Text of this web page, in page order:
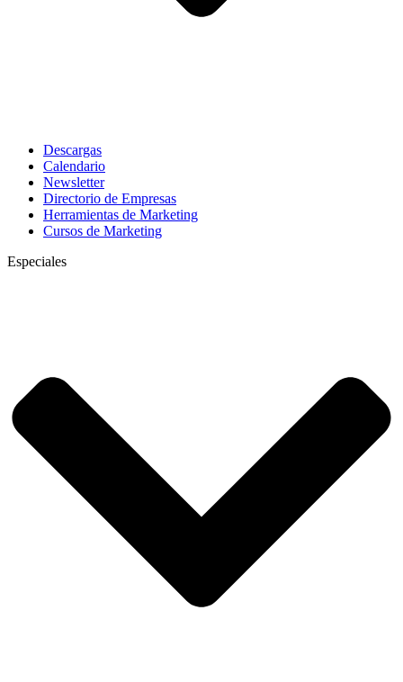
Descargas
Calendario
Newsletter
Directorio de Empresas
Herramientas de Marketing
Cursos de Marketing
Especiales